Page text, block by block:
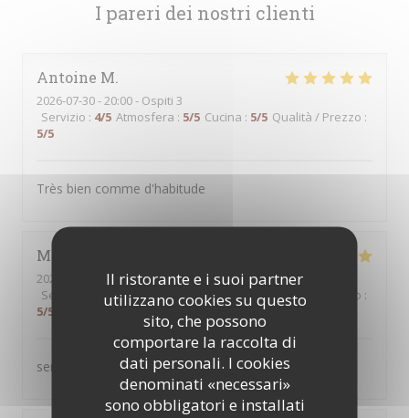
Il ristorante e i suoi partner
utilizzano cookies su questo
sito, che possono
comportare la raccolta di
dati personali. I cookies
denominati «necessari»
sono obbligatori e installati
I pareri dei nostri clienti
Antoine M
2026-07-30- 20:00 - Ospiti 3
Servizio : 4/5 Atmosfera : 5/5 Cucina : 5/5 Qualità / Prezzo :
5/5
Très bien comme d'habitude
Martine
2026-07-30
- 12:30 - Ospiti 2
Servizio
/5 Atmosfera :5/5 Cucina: 5 /5 Qualità / Prezzo :
5/5
service au top produits servis de qualité